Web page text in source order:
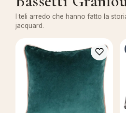
I teli arredo che hanno fatto la
jacquard.